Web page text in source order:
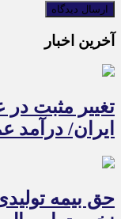
آخرین اخبار
تغییر مثبت
ایران/ درآمد عملیاتی 80
حق بیمه